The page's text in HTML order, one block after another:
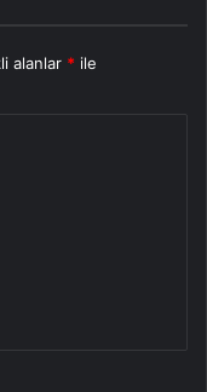
alanlar * ile